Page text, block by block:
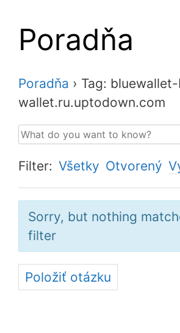
Poradňa
Poradňa › Tag:
wallet.ru.uptodown.com
Filter: Všetky Otvorený
Sorry, but nothing
filter
Položiť otázku